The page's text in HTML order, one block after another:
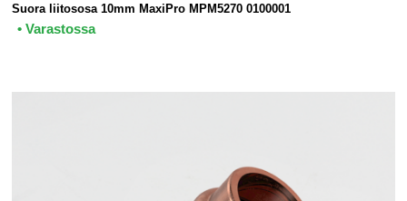
Suora liitososa 10mm MaxiPro MPM5270 0100001
• Varastossa